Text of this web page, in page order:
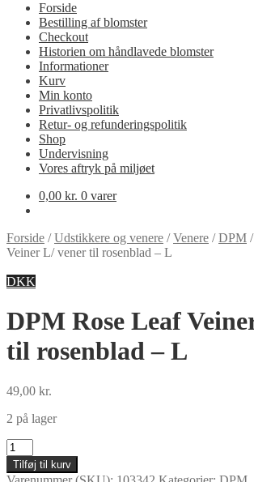
Forside
Bestilling af blomster
Checkout
Historien om håndlavede blomster
Informationer
Kurv
Min konto
Privatlivspolitik
Retur- og refunderingspolitik
Shop
Undervisning
Vores aftryk på miljøet
0,00 kr. 0 varer
Forside /Udstikkere og venere /Venere /DPM /
Veiner L/ vener til rosenblad – L
DKK
DPM Rose Leaf
til rosenblad – L
49,00 kr.
2 på lager
DPM
Rose
Leaf
Tilføj til kurv